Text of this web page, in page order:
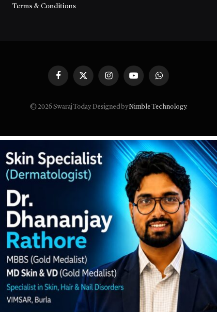
Terms & Conditions
FacebookX
InstagramYouTubeWhatsApp
© 2026 Swaraj Today. Designed byNimble Technology.